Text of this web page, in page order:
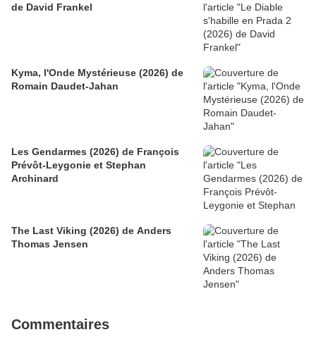
de David Frankel
Kyma, l'Onde Mystérieuse (2026) de
Romain Daudet-Jahan
Les Gendarmes (2026) de François
Prévôt-Leygonie et Stephan
Archinard
The Last Viking (2026) de Anders
Thomas Jensen
Commentaires